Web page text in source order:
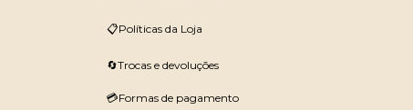
📋Políticas da Loja
🔄Trocas e devoluções
💳Formas de pagamento